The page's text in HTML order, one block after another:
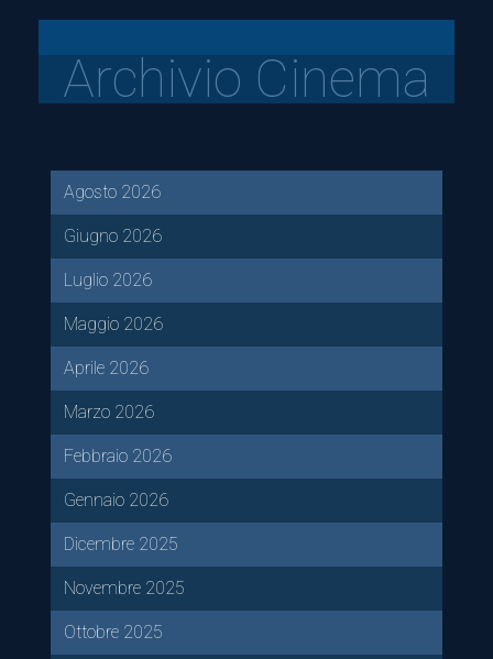
Archivio Cinema
Agosto 2026
Giugno 2026
Luglio 2026
Maggio 2026
Aprile 2026
Marzo 2026
Febbraio 2026
Gennaio 2026
Dicembre 2025
Novembre 2025
Ottobre 2025